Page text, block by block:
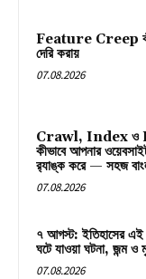
Feature Creep
দেরি করায়
07.08.2026
Crawl, Index ও
কীভাবে আপনার
র‍্যাঙ্ক করে — সহজ
07.08.2026
৭ আগস্ট: ইতিহাসের এই
ঘটে যাওয়া ঘটনা, জন্ম ও
07.08.2026